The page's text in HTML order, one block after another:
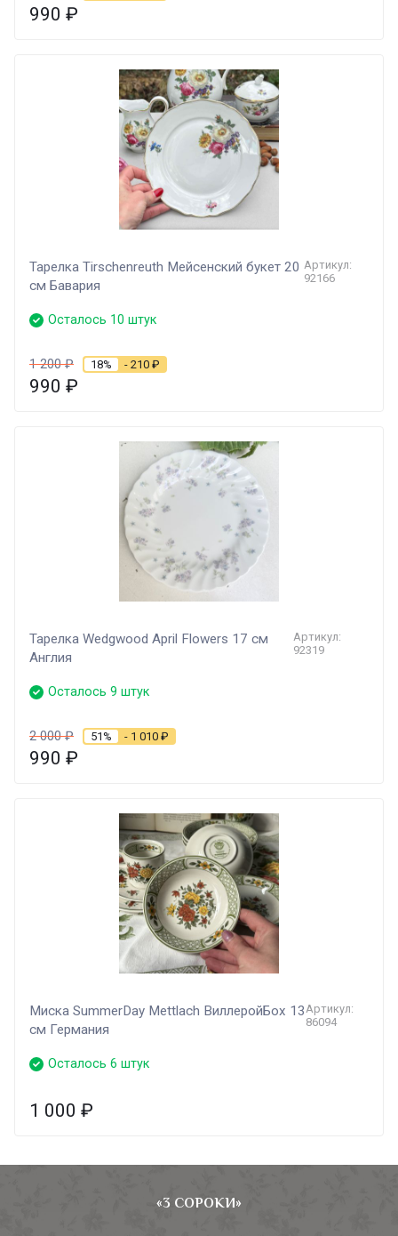
990 ₽
Тарелка Tirschenreuth Мейсенский букет 20
см Бавария
Артикул:
92166
Осталось 10 штук
1 200₽ 18% - 210 ₽
990 ₽
Тарелка Wedgwood April Flowers 17 см
Англия
Артикул:
92319
Осталось 9 штук
2 000₽ 51% - 1 010 ₽
990 ₽
Миска SummerDay Mettlach ВиллеройБох 13
см Германия
Артикул:
86094
Осталось 6 штук
1 000 ₽
«3 СОРОКИ»